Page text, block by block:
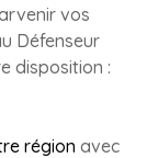
vos
Défenseur
disposition :
région avec